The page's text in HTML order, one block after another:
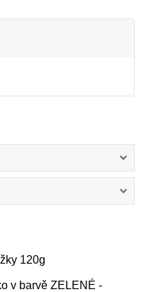
120g
v barvě ZELENÉ -